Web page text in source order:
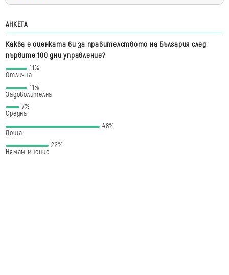
АНКЕТА
Каква е оценката ви за правителството на България след
първите 100 дни управление?
11%
Отлична
11%
Задоволителна
7%
Средна
48%
Лоша
22%
Нямам мнение